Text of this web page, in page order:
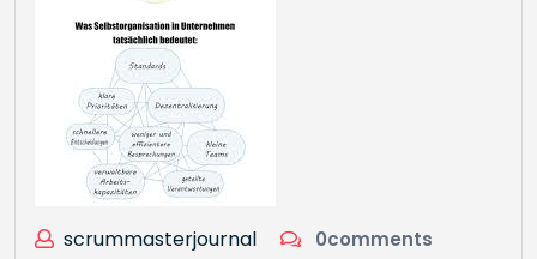
scrummasterjournal 0comments